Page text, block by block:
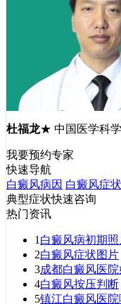
杜福龙★ 中国医学科
我要预约专家
快速导航
白癜风病因 白癜风症状
典型症状快速咨询
热门资讯
1 白癜风病初期
2白癜风症状图片
3成都白癜风医
4白癜风按压判断
5镇江白癜风医